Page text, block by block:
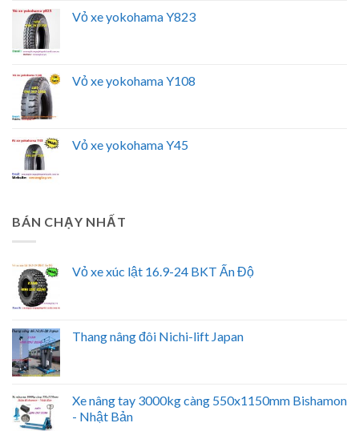
Vỏ xe yokohama Y823
Vỏ xe yokohama Y108
Vỏ xe yokohama Y45
BÁN CHẠY NHẤT
Vỏ xe xúc lật 16.9-24 BKT Ấn Độ
Thang nâng đôi Nichi-lift Japan
Xe nâng tay 3000kg càng 550x1150mm Bishamon
- Nhật Bản